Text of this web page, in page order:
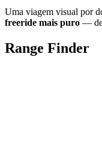
Uma viagem visual por
freeride mais puro —
Range Finder